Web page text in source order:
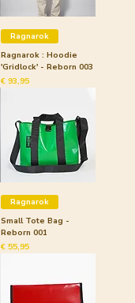
Ragnarok
Ragnarok : Hoodie
'Gridlock' - Reborn 003
Prijs
€ 93,95
Ragnarok
Small Tote Bag -
Reborn 001
Prijs
€ 55,95